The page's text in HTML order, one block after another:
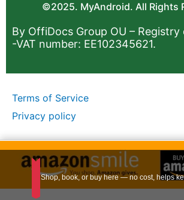
©2025. MyAndroid. All Rights
By OffiDocs Group OU – Registry
-VAT number: EE102345621.
Terms of Service
Privacy policy
Shop, book, or buy here — no cost, helps